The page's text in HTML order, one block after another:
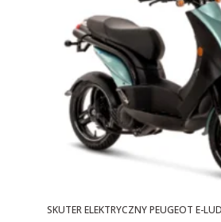
SKUTER ELEKTRYCZNY PEUGEOT E-